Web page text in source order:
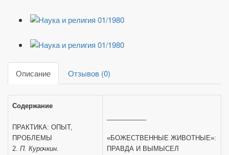
Описание Отзывов (0)
Содержание
ПРАКТИКА: ОПЫТ,
ПРОБЛЕМЫ
2. П. Курочкин.
«БОЖЕСТВЕННЫЕ ЖИВОТНЫЕ»:
ПРАВДА И ВЫМЫСЕЛ